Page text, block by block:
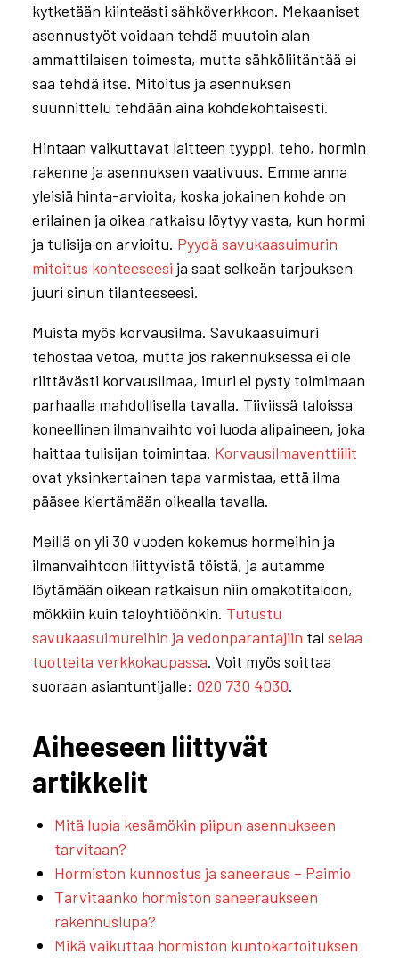
kytketään kiinteästi sähköverkkoon. Mekaaniset
asennustyöt voidaan tehdä muutoin alan
ammattilaisen toimesta, mutta sähköliitäntää ei
saa tehdä itse. Mitoitus ja asennuksen
suunnittelu tehdään aina kohdekohtaisesti.
Hintaan vaikuttavat laitteen tyyppi, teho, hormin
rakenne ja asennuksen vaativuus. Emme anna
yleisiä hinta-arvioita, koska jokainen kohde on
erilainen ja oikea ratkaisu löytyy vasta, kun hormi
ja tulisija on arvioitu. Pyydä savukaasuimurin
mitoitus kohteeseesi ja saat selkeän tarjouksen
juuri sinun tilanteeseesi.
Muista myös korvausilma. Savukaasuimuri
tehostaa vetoa, mutta jos rakennuksessa ei ole
riittävästi korvausilmaa, imuri ei pysty toimimaan
parhaalla mahdollisella tavalla. Tiiviissä taloissa
koneellinen ilmanvaihto voi luoda alipaineen, joka
haittaa tulisijan toimintaa. Korvausilmaventtiilit
ovat yksinkertainen tapa varmistaa, että ilma
pääsee kiertämään oikealla tavalla.
Meillä on yli 30 vuoden kokemus hormeihin ja
ilmanvaihtoon liittyvistä töistä, ja autamme
löytämään oikean ratkaisun niin omakotitaloon,
mökkiin kuin taloyhtiöönkin. Tutustu
savukaasuimureihin ja vedonparantajiin tai selaa
tuotteita verkkokaupassa. Voit myös soittaa
suoraan asiantuntijalle: 020 730 4030.
Aiheeseen liittyvät
artikkelit
Mitä lupia kesämökin piipun asennukseen
tarvitaan?
Hormiston kunnostus ja saneeraus – Paimio
Tarvitaanko hormiston saneeraukseen
rakennuslupa?
Mikä vaikuttaa hormiston kuntokartoituksen